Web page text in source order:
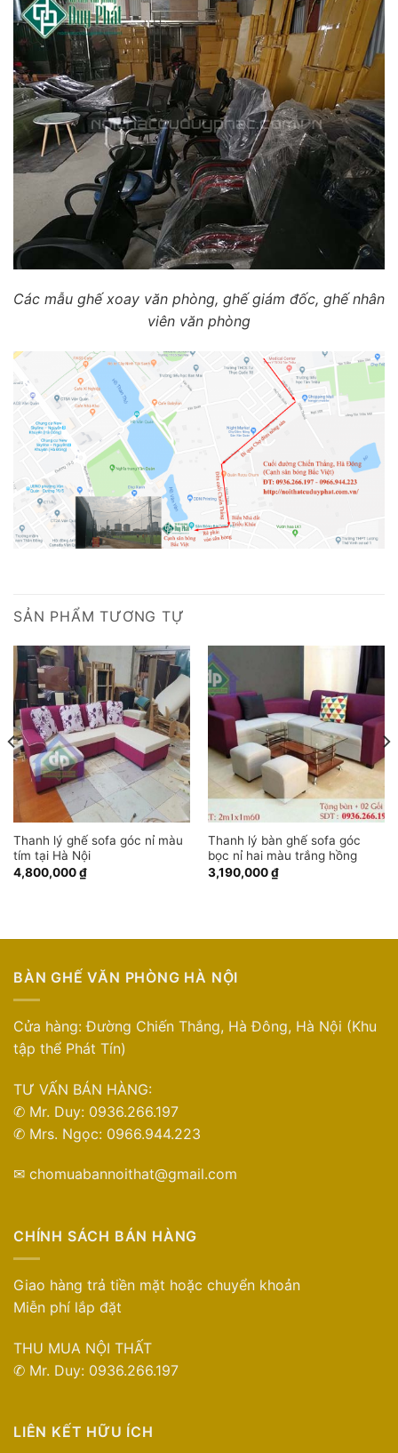
Các mẫu ghế xoay văn phòng, ghế giám đốc, ghế nhân
viên văn phòng
SẢN PHẨM TƯƠNG TỰ
Thanh lý ghế sofa góc nỉ màu
tím tại Hà Nội
4,800,000₫
Thanh lý bàn ghế sofa góc
bọc nỉ hai màu trắng hồng
3,190,000₫
BÀN GHẾ VĂN PHÒNG HÀ NỘI
Cửa hàng: Đường Chiến Thắng, Hà Đông, Hà Nội (Khu
tập thể Phát Tín)
TƯ VẤN BÁN HÀNG:
✆ Mr. Duy: 0936.266.197
✆ Mrs. Ngọc: 0966.944.223
✉ chomuabannoithat@gmail.com
CHÍNH SÁCH BÁN HÀNG
Giao hàng trả tiền mặt hoặc chuyển khoản
Miễn phí lắp đặt
THU MUA NỘI THẤT
✆ Mr. Duy: 0936.266.197
LIÊN KẾT HỮU ÍCH